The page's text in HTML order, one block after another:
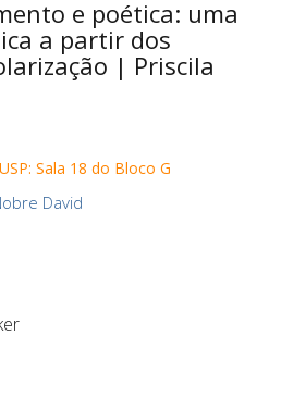
e poética: uma
a partir dos
| Priscila
Sala 18 do Bloco G
David